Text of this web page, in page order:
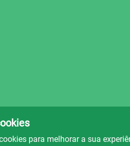
direitos reservados.
Rádio Fortaleza
para melhorar a sua